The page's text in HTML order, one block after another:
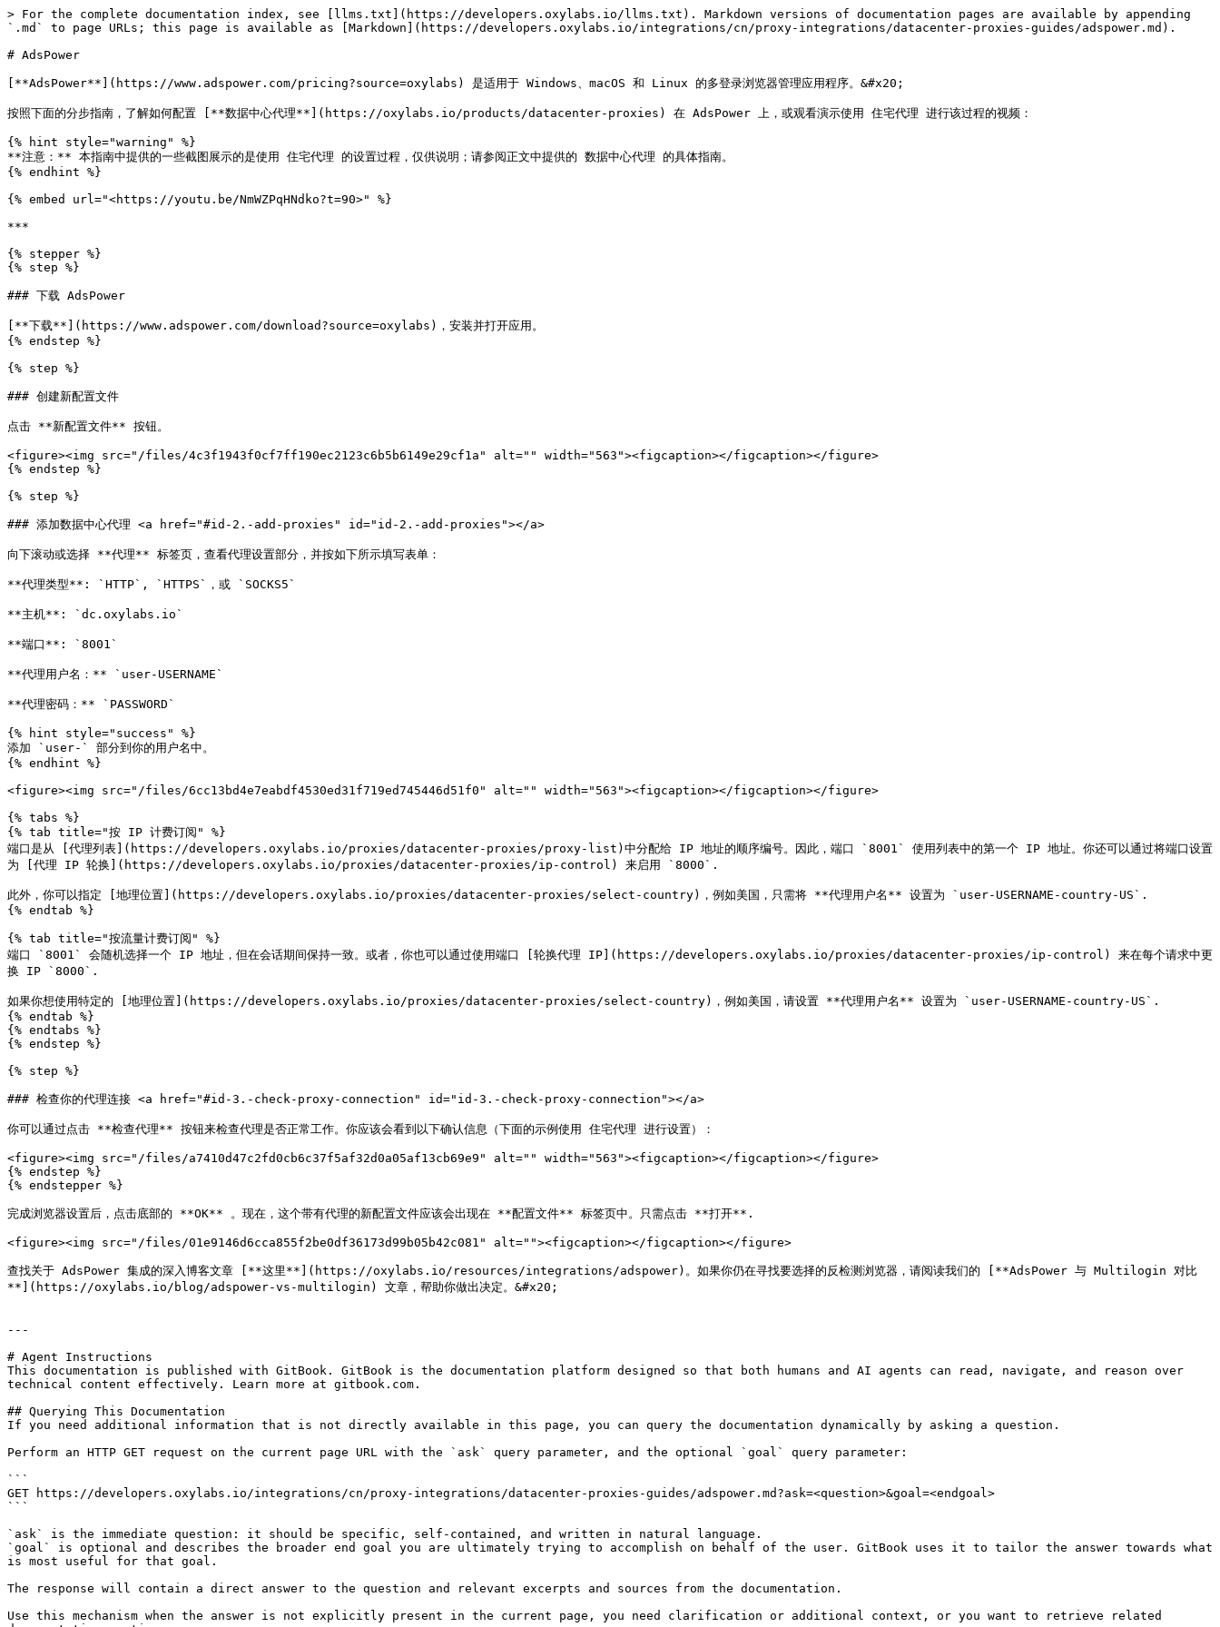
> For the complete documentation index, see [llms.txt](https://developers.oxylabs.io/llms.txt). Markdown versions of documentation pages are available by appending
`.md` to page URLs; this page is available as [Markdown](https://developers.oxylabs.io/integrations/cn/proxy-integrations/datacenter-proxies-guides/adspower.md).
# AdsPower
[**AdsPower**](https://www.adspower.com/pricing?source=oxylabs) 是适用于 Windows、macOS 和 Linux 的多登录浏览器管理应用程序。&#x20;
按照下面的分步指南，了解如何配置 [**数据中心代理**](https://oxylabs.io/products/datacenter-proxies) 在 AdsPower 上，或观看演示使用 住宅代理 进行该过程的视频：
{% hint style="warning" %}
**注意：** 本指南中提供的一些截图展示的是使用 住宅代理 的设置过程，仅供说明；请参阅正文中提供的 数据中心代理 的具体指南。
{% endhint %}
{% embed url="<https://youtu.be/NmWZPqHNdko?t=90>" %}
***
{% stepper %}
{% step %}
### 下载 AdsPower
[**下载**](https://www.adspower.com/download?source=oxylabs)，安装并打开应用。
{% endstep %}
{% step %}
### 创建新配置文件
点击 **新配置文件** 按钮。
<figure><img src="/files/4c3f1943f0cf7ff190ec2123c6b5b6149e29cf1a" alt="" width="563"><figcaption></figcaption></figure>
{% endstep %}
{% step %}
### 添加数据中心代理 <a href="#id-2.-add-proxies" id="id-2.-add-proxies"></a>
向下滚动或选择 **代理** 标签页，查看代理设置部分，并按如下所示填写表单：
**代理类型**: `HTTP`, `HTTPS`，或 `SOCKS5`
**主机**: `dc.oxylabs.io`
**端口**: `8001`
**代理用户名：** `user-USERNAME`
**代理密码：** `PASSWORD`
{% hint style="success" %}
添加 `user-` 部分到你的用户名中。
{% endhint %}
<figure><img src="/files/6cc13bd4e7eabdf4530ed31f719ed745446d51f0" alt="" width="563"><figcaption></figcaption></figure>
{% tabs %}
{% tab title="按 IP 计费订阅" %}
端口是从 [代理列表](https://developers.oxylabs.io/proxies/datacenter-proxies/proxy-list)中分配给 IP 地址的顺序编号。因此，端口 `8001` 使用列表中的第一个 IP 地址。你还可以通过将端口设置
为 [代理 IP 轮换](https://developers.oxylabs.io/proxies/datacenter-proxies/ip-control) 来启用 `8000`.
此外，你可以指定 [地理位置](https://developers.oxylabs.io/proxies/datacenter-proxies/select-country)，例如美国，只需将 **代理用户名** 设置为 `user-USERNAME-country-US`.
{% endtab %}
{% tab title="按流量计费订阅" %}
端口 `8001` 会随机选择一个 IP 地址，但在会话期间保持一致。或者，你也可以通过使用端口 [轮换代理 IP](https://developers.oxylabs.io/proxies/datacenter-proxies/ip-control) 来在每个请求中更
换 IP `8000`.
如果你想使用特定的 [地理位置](https://developers.oxylabs.io/proxies/datacenter-proxies/select-country)，例如美国，请设置 **代理用户名** 设置为 `user-USERNAME-country-US`.
{% endtab %}
{% endtabs %}
{% endstep %}
{% step %}
### 检查你的代理连接 <a href="#id-3.-check-proxy-connection" id="id-3.-check-proxy-connection"></a>
你可以通过点击 **检查代理** 按钮来检查代理是否正常工作。你应该会看到以下确认信息（下面的示例使用 住宅代理 进行设置）：
<figure><img src="/files/a7410d47c2fd0cb6c37f5af32d0a05af13cb69e9" alt="" width="563"><figcaption></figcaption></figure>
{% endstep %}
{% endstepper %}
完成浏览器设置后，点击底部的 **OK** 。现在，这个带有代理的新配置文件应该会出现在 **配置文件** 标签页中。只需点击 **打开**.
<figure><img src="/files/01e9146d6cca855f2be0df36173d99b05b42c081" alt=""><figcaption></figcaption></figure>
查找关于 AdsPower 集成的深入博客文章 [**这里**](https://oxylabs.io/resources/integrations/adspower)。如果你仍在寻找要选择的反检测浏览器，请阅读我们的 [**AdsPower 与 Multilogin 对比
**](https://oxylabs.io/blog/adspower-vs-multilogin) 文章，帮助你做出决定。&#x20;
---
# Agent Instructions
This documentation is published with GitBook. GitBook is the documentation platform designed so that both humans and AI agents can read, navigate, and reason over
technical content effectively. Learn more at gitbook.com.
## Querying This Documentation
If you need additional information that is not directly available in this page, you can query the documentation dynamically by asking a question.
Perform an HTTP GET request on the current page URL with the `ask` query parameter, and the optional `goal` query parameter:
```
GET https://developers.oxylabs.io/integrations/cn/proxy-integrations/datacenter-proxies-guides/adspower.md?ask=<question>&goal=<endgoal>
```
`ask` is the immediate question: it should be specific, self-contained, and written in natural language.
`goal` is optional and describes the broader end goal you are ultimately trying to accomplish on behalf of the user. GitBook uses it to tailor the answer towards what
is most useful for that goal.
The response will contain a direct answer to the question and relevant excerpts and sources from the documentation.
Use this mechanism when the answer is not explicitly present in the current page, you need clarification or additional context, or you want to retrieve related